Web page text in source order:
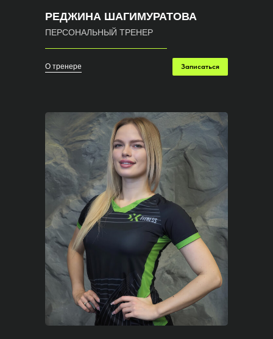
РЕДЖИНА ШАГИМУРАТОВА
ПЕРСОНАЛЬНЫЙ ТРЕНЕР
О тренере Записаться